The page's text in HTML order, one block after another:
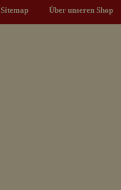
▼
Sitemap Über unseren Shop